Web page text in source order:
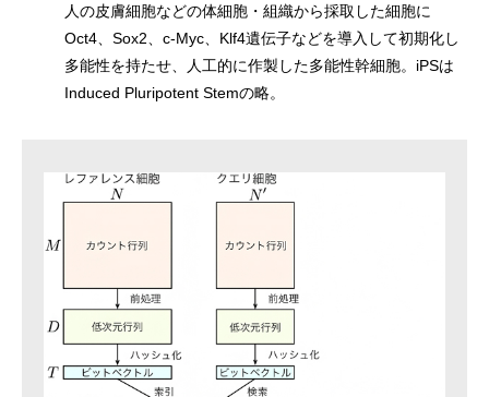
人の皮膚細胞などの体細胞・組織から採取した細胞に
Oct4、Sox2、c-Myc、Klf4遺伝子などを導入して初期化し
多能性を持たせ、人工的に作製した多能性幹細胞。iPSは
Induced Pluripotent Stemの略。